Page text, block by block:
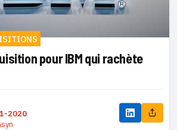
pour IBM qui rachète
2020